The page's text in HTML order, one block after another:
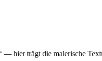
hier trägt die malerische